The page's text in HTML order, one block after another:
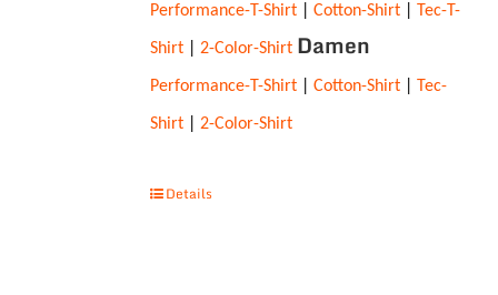
Performance-T-Shirt| Cotton-Shirt Tec-T-
Shirt| 2-Color-Shirt Damen
Performance-T-Shirt| Cotton-Shirt| Tec-
Shirt| 2-Color-Shirt
Details